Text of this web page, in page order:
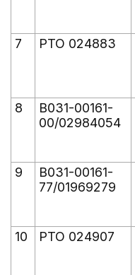
7
РТО 024883
8
В031-00161-
00/02984054
9
В031-00161-
77/01969279
10
РТО 024907